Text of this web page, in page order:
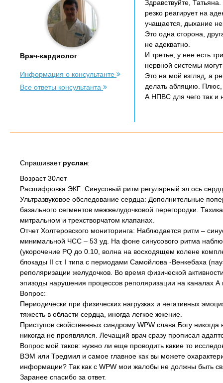
Врач-кардиолог
Информация о консультанте
Все ответы консультанта
Здравствуйте,
резко реагирует на
учащается, дыхание
Это одна сторона,
не адекватно.
И третье, у нее есть
нервной системы
Это на мой взгляд, а
делать абляцию.
А НПВС для чего так и
Спрашивает руслан:
Возраст 30лет
Расшифровка ЭКГ: Синусовый ритм регулярный эл.ось
Ультразвуковое обследование сердца: Дополнительные
базального сегментов межжелудочковой перегородки.
митральном и трехстворчатом клапанах.
Отчет Холтеровского мониторинга: Наблюдается ритм –
минимальной ЧСС – 53 уд. На фоне синусового ритма
(укорочение PQ до 0.10, волна на восходящем колене
блокады II ст. I типа с периодами Самойлова -Венкебаха
реполяризации желудочков. Во время физической
эпизоды нарушения процессов реполяризации на каналах А
Вопрос:
Периодически при физических нагрузках и негативных
тяжесть в области сердца, иногда легкое жжение.
Приступов свойственных синдрому WPW слава Богу
никогда не проявлялся. Лечащий врач сразу прописал
Вопрос мой таков: нужно ли еще проводить какие то
ВЭМ или Тредмил и самое главное как вы можете
информации? Так как с WPW мои жалобы не должны быть
Заранее спасибо за ответ.